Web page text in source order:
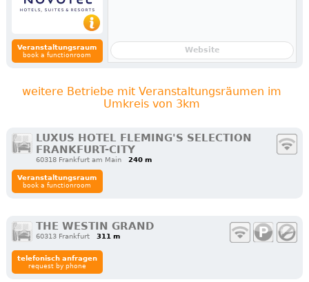
Veranstaltungsraum
book a functionroom
Website
weitere Betriebe mit Veranstaltungsräumen im
Umkreis von 3km
LUXUS HOTEL FLEMING'S SELECTION
FRANKFURT-CITY
60318 Frankfurt am Main 240 m
Veranstaltungsraum
book a functionroom
THE WESTIN GRAND
60313 Frankfurt 311 m
telefonisch anfragen
request by phone